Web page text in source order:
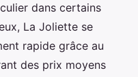
dans certains
La Joliette se
rapide grâce au
des prix moyens